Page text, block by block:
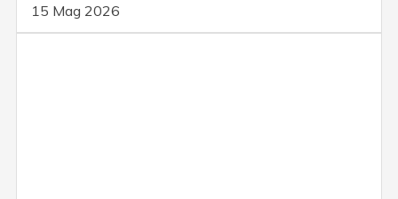
15 Mag 2026